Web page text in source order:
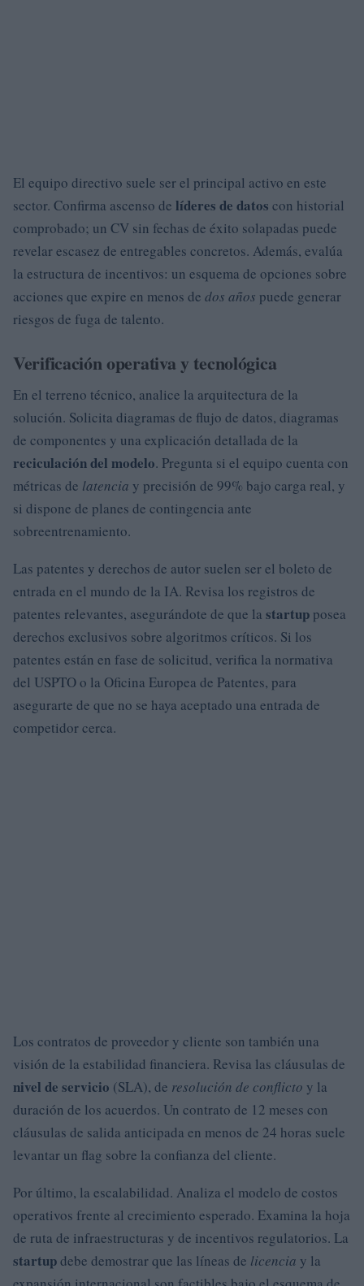
El equipo directivo suele ser el principal activo en este
sector. Confirma ascenso de líderes de datos con historial
comprobado; un CV sin fechas de éxito solapadas puede
revelar escasez de entregables concretos. Además, evalúa
la estructura de incentivos: un esquema de opciones sobre
acciones que expire en menos de dos años puede generar
riesgos de fuga de talento.
Verificación operativa y tecnológica
En el terreno técnico, analice la arquitectura de la
solución. Solicita diagramas de flujo de datos, diagramas
de componentes y una explicación detallada de la
reciculación del modelo. Pregunta si el equipo cuenta con
métricas de latencia y precisión de 99% bajo carga real, y
si dispone de planes de contingencia ante
sobreentrenamiento.
Las patentes y derechos de autor suelen ser el boleto de
entrada en el mundo de la IA. Revisa los registros de
patentes relevantes, asegurándote de que la startup posea
derechos exclusivos sobre algoritmos críticos. Si los
patentes están en fase de solicitud, verifica la normativa
del USPTO o la Oficina Europea de Patentes, para
asegurarte de que no se haya aceptado una entrada de
competidor cerca.
Los contratos de proveedor y cliente son también una
visión de la estabilidad financiera. Revisa las cláusulas de
nivel de servicio (SLA), de resolución de conflicto y la
duración de los acuerdos. Un contrato de 12 meses con
cláusulas de salida anticipada en menos de 24 horas suele
levantar un flag sobre la confianza del cliente.
Por último, la escalabilidad. Analiza el modelo de costos
operativos frente al crecimiento esperado. Examina la hoja
de ruta de infraestructuras y de incentivos regulatorios. La
startupdebe demostrar que las líneas de licencia y la